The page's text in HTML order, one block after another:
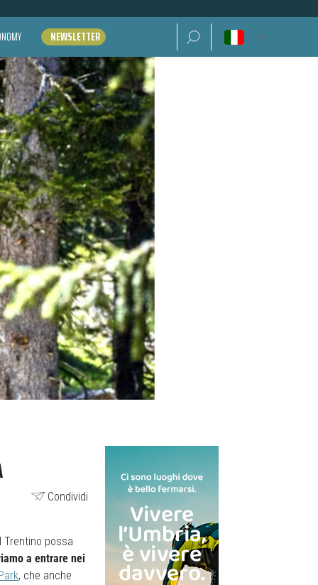
NEWSLETTER Ricerca per:
Condividi
Trentino possa
a entrare nei
, che anche